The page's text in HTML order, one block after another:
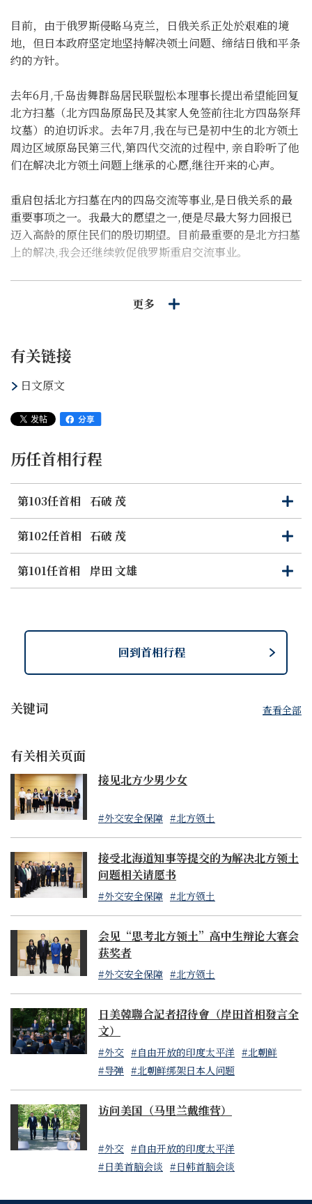
目前，由于俄罗斯侵略乌克兰，日俄关系正处於艰难的境
地，但日本政府坚定地坚持解决领土问题、缔结日俄和平条
约的方针。
去年6月,千岛齿舞群岛居民联盟松本理事长提出希望能回复
北方扫墓（北方四岛原岛民及其家人免签前往北方四岛祭拜
坟墓）的迫切诉求。去年7月,我在与已是初中生的北方领土
周边区域原岛民第三代,第四代交流的过程中, 亲自聆听了他
们在解决北方领土问题上继承的心愿,继往开来的心声。
重启包括北方扫墓在内的四岛交流等事业,是日俄关系的最
重要事项之一。我最大的愿望之一,便是尽最大努力回报已
迈入高龄的原住民们的殷切期望。目前最重要的是北方扫墓
上的解决,我会还继续敦促俄罗斯重启交流事业。
民对北方领土问题的关切与理解，需要政府与国民的齐心协
请广大国民给予强有力的支持与后援。我的致辞到此结束。
（中文为暂译仅供参考，原文为日文）
更多
有关链接
日文原文
历任首相行程
第103任首相 石破 茂
打
开
关
闭
第102任首相 石破 茂
打
开
关
闭
第101任首相
岸田 文雄
打
开
关
闭
关键词 查看全部
有关相关页面
接见北方少男少女
#外交安全保障 #北方领土
接受北海道知事等提交的为解决北方领土
问题相关请愿书
#外交安全保障 #北方领土
会见“思考北方领土”高中生辩论大赛会
获奖者
#外交安全保障 #北方领土
日美韓聯合記者招待會（岸田首相發言全
文）
#外交 #自由开放的印度太平洋 #北朝鲜
#导弹 #北朝鲜绑架日本人问题
访问美国（马里兰戴维营）
#外交 #自由开放的印度太平洋
#日美首脑会谈 #日韩首脑会谈
回到首相行程